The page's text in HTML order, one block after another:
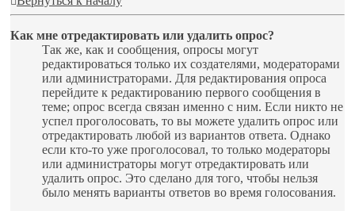
Как мне отредактировать или удалить опрос?
Так же, как и сообщения, опросы могут
редактироваться только их создателями, модераторами
или администраторами. Для редактирования опроса
перейдите к редактированию первого сообщения в
теме; опрос всегда связан именно с ним. Если никто не
успел проголосовать, то вы можете удалить опрос или
отредактировать любой из вариантов ответа. Однако
если кто-то уже проголосовал, то только модераторы
или администраторы могут отредактировать или
удалить опрос. Это сделано для того, чтобы нельзя
было менять варианты ответов во время голосования.